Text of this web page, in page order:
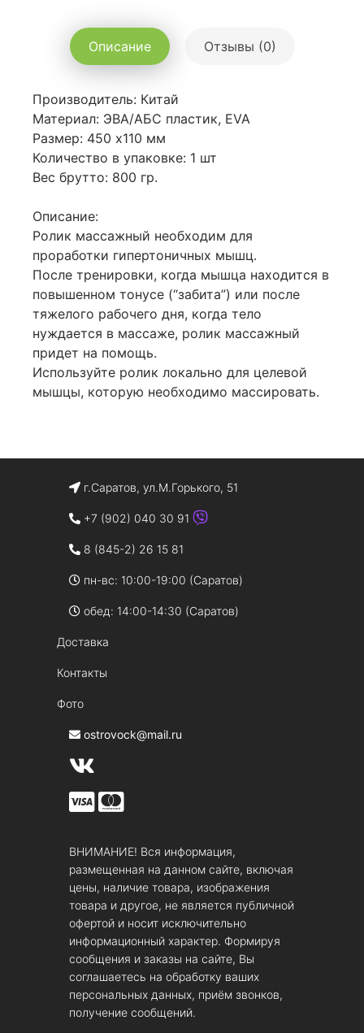
Описание Отзывы (0)
Производитель: Китай
Материал: ЭВА/АБС пластик, EVA
Размер: 450 х110 мм
Количество в упаковке: 1 шт
Вес брутто: 800 гр.
Описание:
Ролик массажный необходим для
проработки гипертоничных мышц.
После тренировки, когда мышца находится в
повышенном тонусе (“забита”) или после
тяжелого рабочего дня, когда тело
нуждается в массаже, ролик массажный
придет на помощь.
Используйте ролик локально для целевой
мышцы, которую необходимо массировать.
г.Саратов, ул.М.Горького, 51
+7 (902) 040 30 91
8 (845-2) 26 15 81
пн-вс: 10:00-19:00 (Саратов)
обед: 14:00-14:30 (Саратов)
Доставка
Контакты
Фото
ostrovock@mail.ru
ВНИМАНИЕ! Вся информация,
размещенная на данном сайте, включая
цены, наличие товара, изображения
товара и другое, не является публичной
офертой и носит исключительно
информационный характер. Формируя
сообщения и заказы на сайте, Вы
соглашаетесь на обработку ваших
персональных данных, приём звонков,
получение сообщений.